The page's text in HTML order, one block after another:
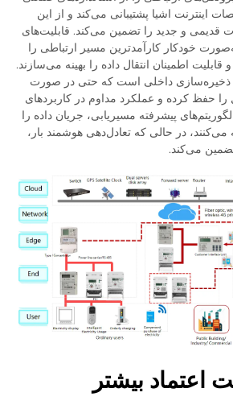
اینترنت اشیا پشتیبانی می‌کند و از این
قدیمی و جدید را تضمین می‌کند. قابلیت‌های
خودکار کارآمدترین مسیر ارتباطی را
اطمینان انتقال داده را بهینه می‌سازند.
ذخیره‌سازی داخلی است که حتی در صورت
را حفظ کرده و عملکرد مداوم در کاربردهای
پیشرفته مسیریابی، جریان داده را
در حالی که تعادل‌دهی هوشمند بار،
تضمین می‌کند.
اعتماد بیشتر